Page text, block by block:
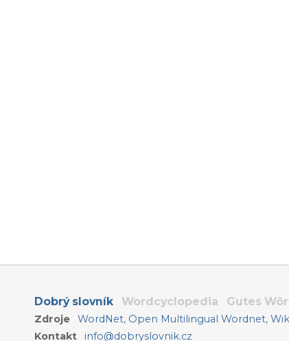
Dobrý slovník Wordcyclopedia Gutes
Zdroje WordNet, Open Multilingual Wordnet,
Kontakt
info@dobryslovnik.cz